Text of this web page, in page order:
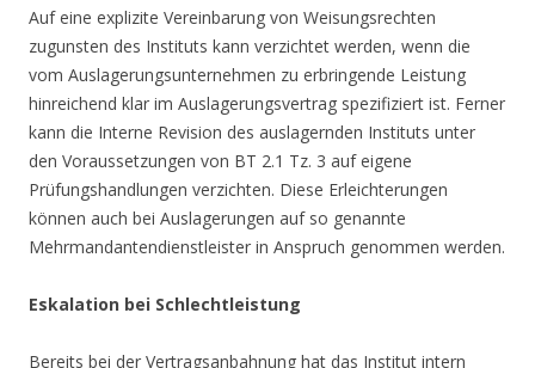
Auf eine explizite Vereinbarung von Weisungsrechten
zugunsten des Instituts kann verzichtet werden, wenn die
vom Auslagerungsunternehmen zu erbringende Leistung
hinreichend klar im Auslagerungsvertrag spezifiziert ist. Ferner
kann die Interne Revision des auslagernden Instituts unter
den Voraussetzungen von BT 2.1 Tz. 3 auf eigene
Prüfungshandlungen verzichten. Diese Erleichterungen
können auch bei Auslagerungen auf so genannte
Mehrmandantendienstleister in Anspruch genommen werden.
Eskalation bei Schlechtleistung
Bereits bei der Vertragsanbahnung hat das Institut intern